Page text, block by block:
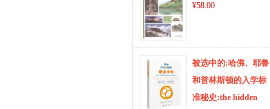
¥58.00
被选中的:哈佛、耶鲁
和普林斯顿的入学标
准秘史:the hidden